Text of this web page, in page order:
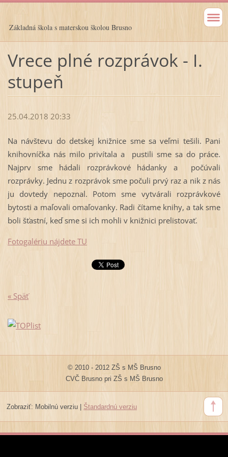
Základná škola s materskou školou Brusno
Vrece plné rozprávok - I.
stupeň
25.04.2018 20:33
Na návštevu do detskej knižnice sme sa veľmi tešili. Pani
knihovníčka nás milo privítala a pustili sme sa do práce.
Najprv sme hádali rozprávkové hádanky a počúvali
rozprávky. Jednu z rozprávok sme počuli prvý raz a nik z nás
ju dovtedy nepoznal. Potom sme vytvárali rozprávkové
bytosti a maľovali omaľovanky. Radi čítame knihy, a tak sme
boli šťastní, keď sme si ich mohli v knižnici prelistovať.
Fotogalériu nájdete TU
« Späť
© 2010 - 2012 ZŠ s MŠ Brusno
CVČ Brusno pri ZŠ s MŠ Brusno
Zobraziť: Mobilnú verziu| Štandardnú verziu